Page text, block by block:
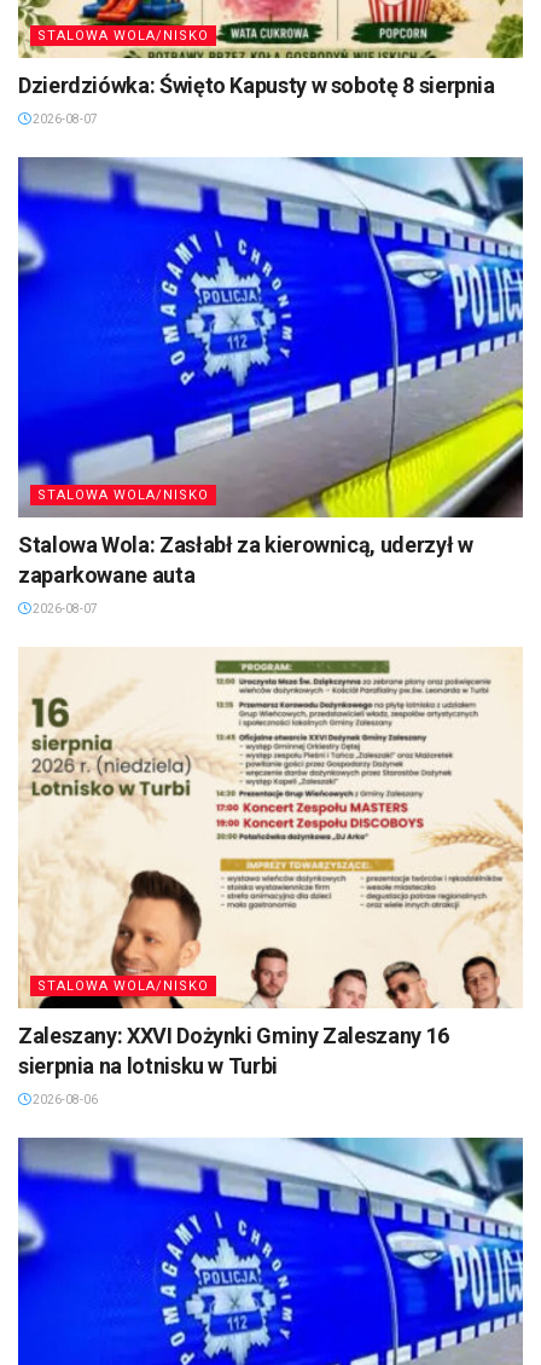
STALOWA WOLA/NISKO
Dzierdziówka: Święto Kapusty w sobotę 8 sierpnia
2026-08-07
STALOWA WOLA/NISKO
Stalowa Wola: Zasłabł za kierownicą, uderzył w
zaparkowane auta
2026-08-07
STALOWA WOLA/NISKO
Zaleszany: XXVI Dożynki Gminy Zaleszany 16
sierpnia na lotnisku w Turbi
2026-08-06